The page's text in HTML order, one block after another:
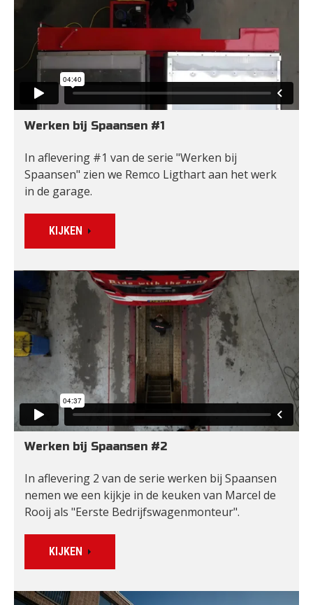
Werken bij Spaansen #1
In aflevering #1 van de serie "Werken bij
Spaansen" zien we Remco Ligthart aan het werk
KIJKEN
Werken bij Spaansen #2
In aflevering 2 van de serie werken bij Spaansen
nemen we een kijkje in de keuken van Marcel de
Rooij als "Eerste Bedrijfswagenmonteur".
KIJKEN